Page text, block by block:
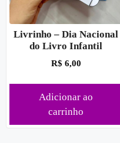
Livrinho – Dia Nacional
do Livro Infantil
R$ 6,00
Adicionar ao
carrinho